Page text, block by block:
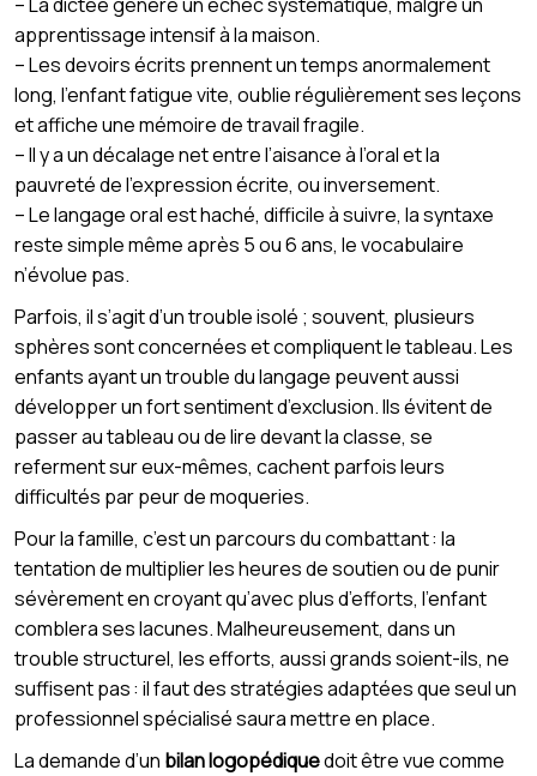
apprentissage intensif à la maison.
– Les devoirs écrits prennent un temps anormalement
long, l’enfant fatigue vite, oublie régulièrement ses leçons
et affiche une mémoire de travail fragile.
– Il y a un décalage net entre l’aisance à l’oral et la
pauvreté de l’expression écrite, ou inversement.
– Le langage oral est haché, difficile à suivre, la syntaxe
reste simple même après 5 ou 6 ans, le vocabulaire
n’évolue pas.
Parfois, il s’agit d’un trouble isolé ; souvent, plusieurs
sphères sont concernées et compliquent le tableau. Les
enfants ayant un trouble du langage peuvent aussi
développer un fort sentiment d’exclusion. Ils évitent de
passer au tableau ou de lire devant la classe, se
referment sur eux-mêmes, cachent parfois leurs
difficultés par peur de moqueries.
Pour la famille, c’est un parcours du combattant : la
tentation de multiplier les heures de soutien ou de punir
sévèrement en croyant qu’avec plus d’efforts, l’enfant
comblera ses lacunes. Malheureusement, dans un
trouble structurel, les efforts, aussi grands soient-ils, ne
suffisent pas : il faut des stratégies adaptées que seul un
professionnel spécialisé saura mettre en place.
La demande d’un bilan logopédiquedoit être vue comme